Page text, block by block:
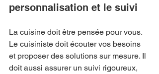
personnalisation et le suivi
La cuisine doit être pensée pour vous.
Le cuisiniste doit écouter vos besoins
et proposer des solutions sur mesure. Il
doit aussi assurer un suivi rigoureux,